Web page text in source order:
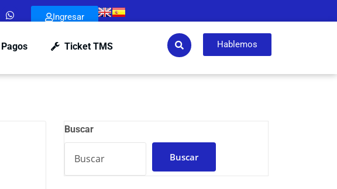
Ingresar
Pagos Ticket TMS Hablemos
Buscar
Buscar